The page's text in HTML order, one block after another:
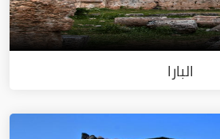
البارا